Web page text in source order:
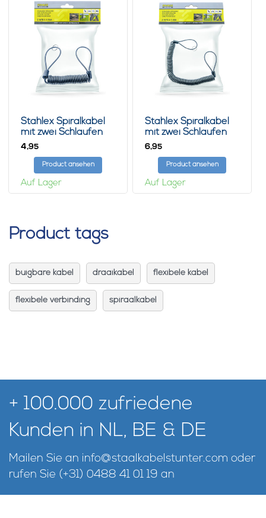
Stahlex Spiralkabel
mit zwei Schlaufen
2m
4,95
Product ansehen
Auf Lager
Stahlex Spiralkabel
mit zwei Schlaufen
5m
6,95
Product ansehen
Auf Lager
Product tags
buigbare kabel draaikabel flexibele kabel
flexibele verbinding spiraalkabel
+ 100.000 zufriedene
Kunden in NL, BE & DE
Mailen Sie an info@staalkabelstunter.com oder
rufen Sie (+31) 0488 41 01 19 an